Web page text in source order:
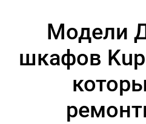
Модели
шкафов